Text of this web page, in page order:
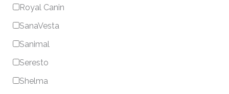
Royal Canin
SanaVesta
Sanimal
Seresto
Shelma